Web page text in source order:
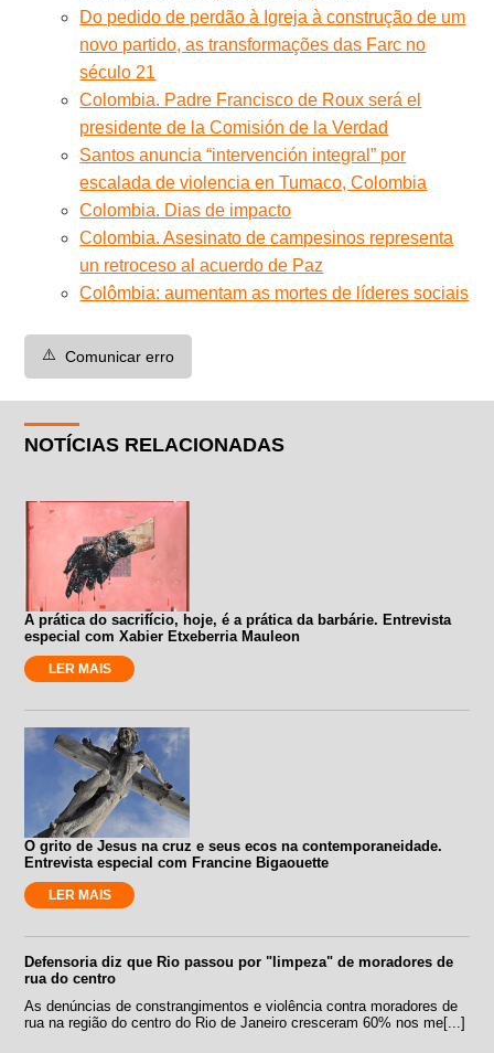
Do pedido de perdão à Igreja à construção de um
novo partido, as transformações das Farc no
século 21
Colombia. Padre Francisco de Roux será el
presidente de la Comisión de la Verdad
Santos anuncia “intervención integral” por
escalada de violencia en Tumaco, Colombia
Colombia. Dias de impacto
Colombia. Asesinato de campesinos representa
un retroceso al acuerdo de Paz
Colômbia: aumentam as mortes de líderes sociais
⚠️ Comunicar erro
NOTÍCIAS RELACIONADAS
A prática do sacrifício, hoje, é a prática da barbárie. Entrevista
especial com Xabier Etxeberria Mauleon
LER MAIS
O grito de Jesus na cruz e seus ecos na contemporaneidade.
Entrevista especial com Francine Bigaouette
LER MAIS
Defensoria diz que Rio passou por "limpeza" de moradores de
rua do centro
As denúncias de constrangimentos e violência contra moradores de
rua na região do centro do Rio de Janeiro cresceram 60% nos me[...]